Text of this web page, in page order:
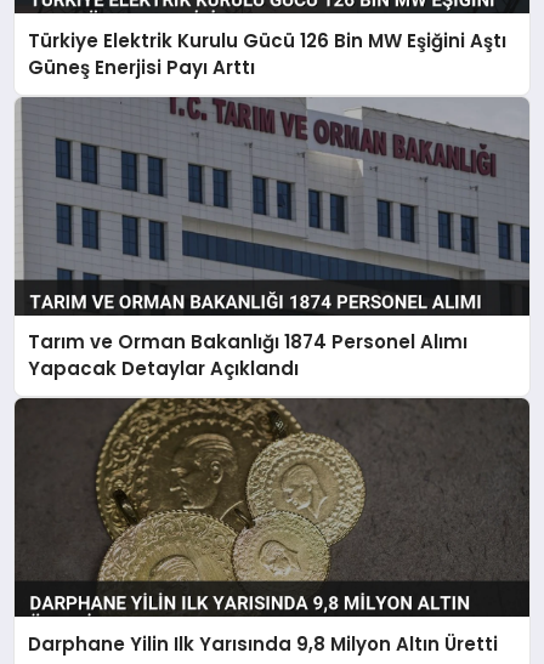
Türkiye Elektrik Kurulu Gücü 126 Bin MW Eşiğini Aştı
Güneş Enerjisi Payı Arttı
Tarım ve Orman Bakanlığı 1874 Personel Alımı
Yapacak Detaylar Açıklandı
Darphane Yilin Ilk Yarısında 9,8 Milyon Altın Üretti